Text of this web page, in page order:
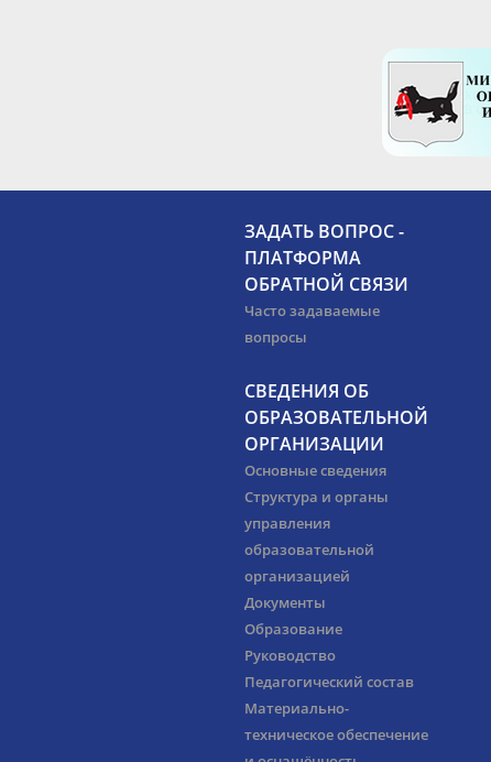
ЗАДАТЬ ВОПРОС -
ПЛАТФОРМА
ОБРАТНОЙ СВЯЗИ
Часто задаваемые
вопросы
СВЕДЕНИЯ ОБ
ОБРАЗОВАТЕЛЬНОЙ
ОРГАНИЗАЦИИ
Основные сведения
Структура и органы
управления
образовательной
организацией
Документы
Образование
Руководство
Педагогический состав
Материально-
техническое обеспечение